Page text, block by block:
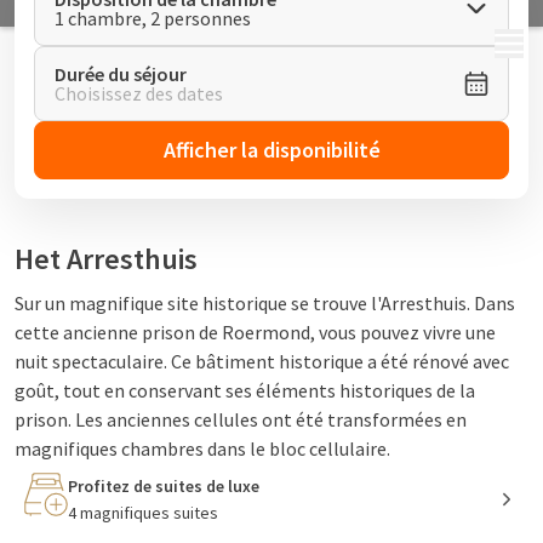
MENU
1 chambre, 2 personnes
Durée du séjour
Choisissez des dates
Afficher la disponibilité
Het Arresthuis
Sur un magnifique site historique se trouve l'Arresthuis. Dans
cette ancienne prison de Roermond, vous pouvez vivre une
nuit spectaculaire. Ce bâtiment historique a été rénové avec
goût, tout en conservant ses éléments historiques de la
prison. Les anciennes cellules ont été transformées en
magnifiques chambres dans le bloc cellulaire.
Profitez de suites de luxe
4 magnifiques suites